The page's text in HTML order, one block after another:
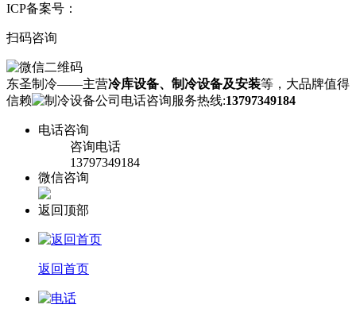
ICP备案号：
扫码咨询
东圣制冷——主营冷库设备、制冷设备及安装等，大品牌值得
信赖
咨询服务热线:13797349184
电话咨询
咨询电话
13797349184
微信咨询
返回顶部
返回首页